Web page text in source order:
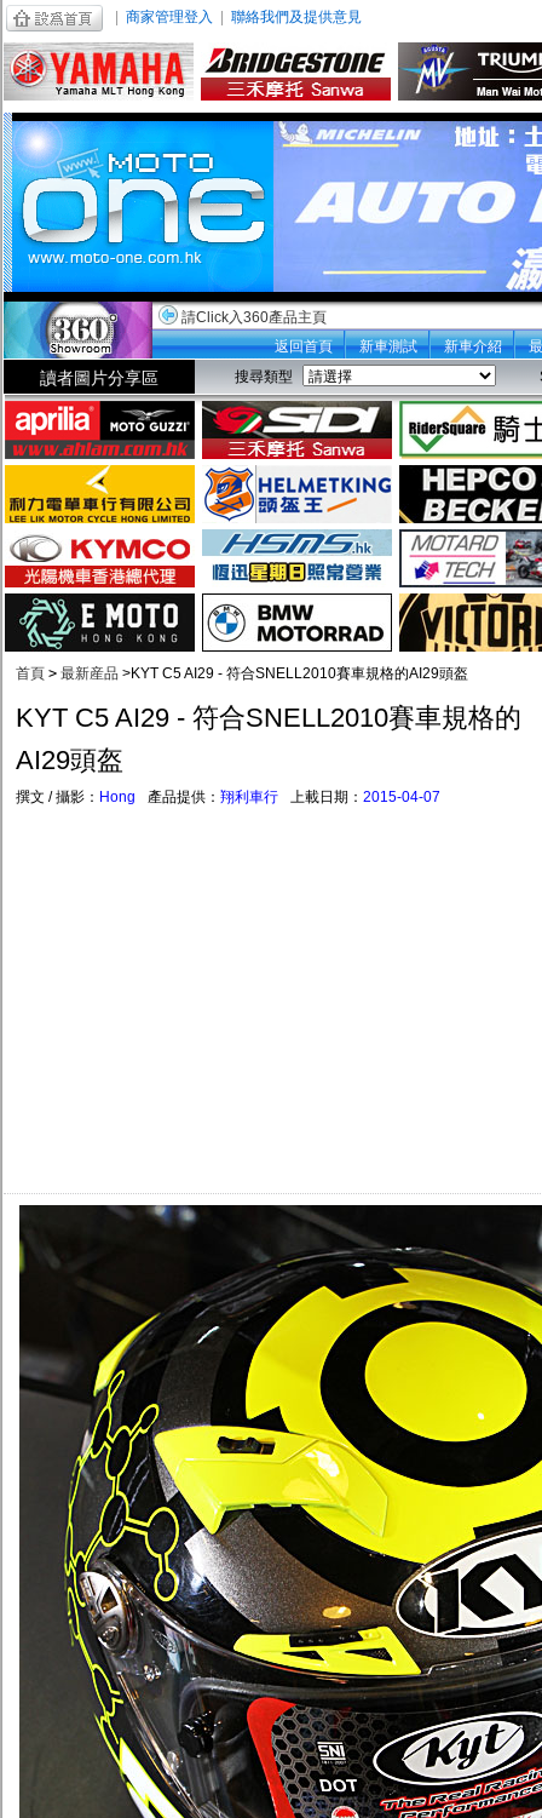
商家管理登入 聯絡我們及提供意見
請Click入360產品主頁
返回首頁
新車測試 新車介紹
讀者圖片分享區 搜尋類型
首頁 > 最新産品 >KYT C5 AI29 - 符合SNELL2010賽車規格的AI29頭盔
KYT C5 AI29 - 符合SNELL2010賽車規格的
AI29頭盔
撰文 / 攝影： Hong 產品提供： 翔利車行 上載日期： 2015-04-07